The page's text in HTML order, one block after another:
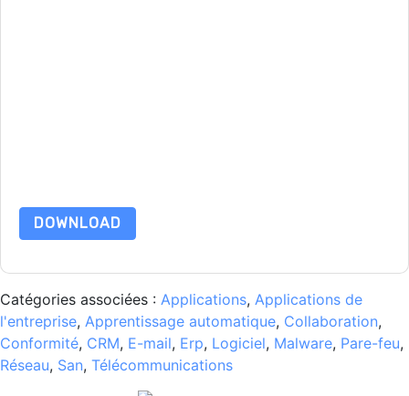
DOWNLOAD
Catégories associées : Applications, Applications de
l'entreprise, Apprentissage automatique, Collaboration,
Conformité, CRM, E-mail, Erp, Logiciel, Malware, Pare-feu,
Réseau, San, Télécommunications